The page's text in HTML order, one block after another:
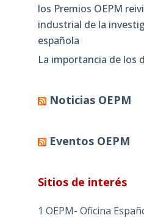
los Premios OEPM
industrial de la
española
La importancia de los
Noticias OEPM
Eventos OEPM
Sitios de interés
1 OEPM- Oficina